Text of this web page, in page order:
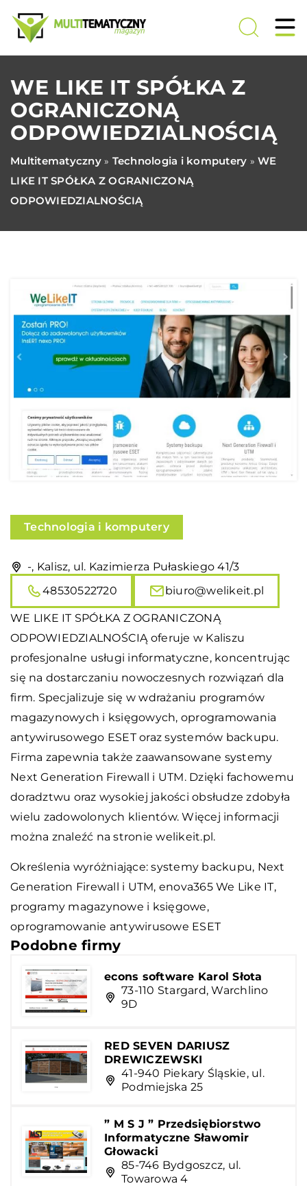
WE LIKE IT SPÓŁKA Z
OGRANICZONĄ
ODPOWIEDZIALNOŚCIĄ
Multitematyczny» Technologia i komputery » WE
LIKE IT SPÓŁKA Z OGRANICZONĄ
ODPOWIEDZIALNOŚCIĄ
Technologia i komputery
-, Kalisz, ul. Kazimierza Pułaskiego 41/3
48530522720
biuro@welikeit.pl
WE LIKE IT SPÓŁKA Z OGRANICZONĄ
ODPOWIEDZIALNOŚCIĄ oferuje w Kaliszu
profesjonalne usługi informatyczne, koncentrując
się na dostarczaniu nowoczesnych rozwiązań dla
firm. Specjalizuje się w wdrażaniu programów
magazynowych i księgowych, oprogramowania
antywirusowego ESET oraz systemów backupu.
Firma zapewnia także zaawansowane systemy
Next Generation Firewall i UTM. Dzięki fachowemu
doradztwu oraz wysokiej jakości obsłudze zdobyła
wielu zadowolonych klientów. Więcej informacji
można znaleźć na stronie welikeit.pl.
Określenia wyróżniające: systemy backupu, Next
Generation Firewall i UTM, enova365 We Like IT,
programy magazynowe i księgowe,
oprogramowanie antywirusowe ESET
Podobne firmy
econs software Karol Słota
73-110 Stargard, Warchlino
9D
RED SEVEN DARIUSZ
DREWICZEWSKI
41-940 Piekary Śląskie, ul.
Podmiejska 25
” M S J ” Przedsiębiorstwo
Informatyczne Sławomir
Głowacki
85-746 Bydgoszcz, ul.
Towarowa 4